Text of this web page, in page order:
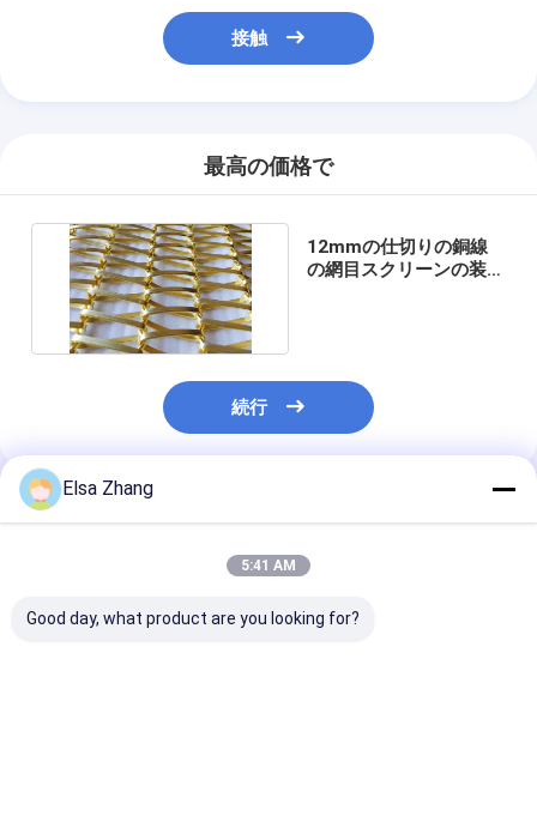
接触
最高の価格で
12mmの仕切りの銅線
の網目スクリーンの装飾
続行
推薦されたプロダクト
Elsa Zhang
5:41 AM
Good day, what product are you looking for?